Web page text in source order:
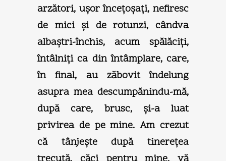
arzători, uşor înceţoşaţi, nefiresc
de mici şi de rotunzi, cândva
albaştri-închis, acum spălăciţi,
întâlniţi ca din întâmplare, care,
în final, au zăbovit îndelung
asupra mea descumpănindu-mă,
după care, brusc, şi-a luat
privirea de pe mine. Am crezut
că tânjeşte după tinereţea